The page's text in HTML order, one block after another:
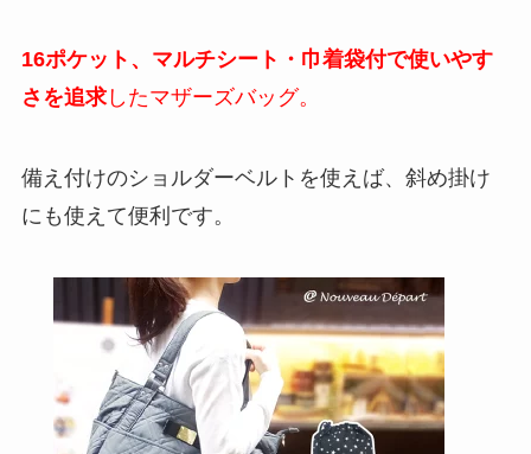
16ポケット、マルチシート・巾着袋付で使いやす
さを追求したマザーズバッグ。
備え付けのショルダーベルトを使えば、斜め掛け
にも使えて便利です。